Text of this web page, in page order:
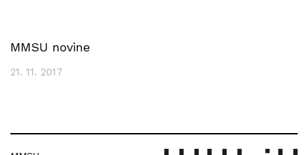
MMSU novine
21. 11. 2017